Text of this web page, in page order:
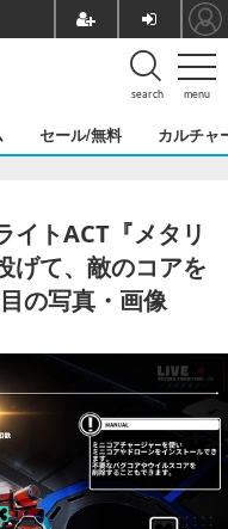
menu
search
セール/無料 カルチャ
イトACT『メタリ
げて、敵のコアを
の写真・画像